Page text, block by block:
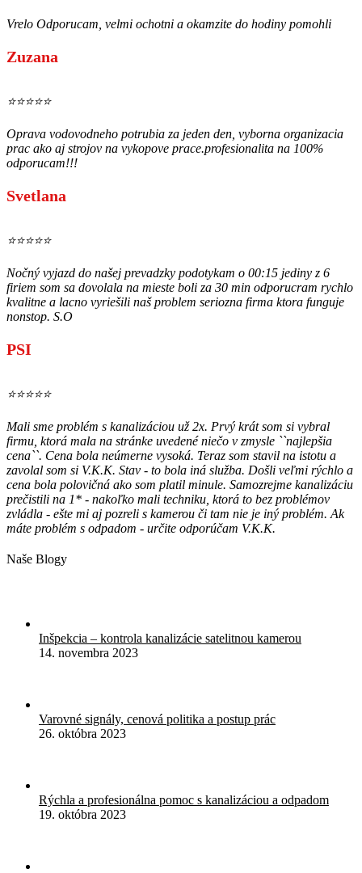
Vrelo Odporucam, velmi ochotni a okamzite do hodiny pomohli
Zuzana
⭐⭐⭐⭐⭐
Oprava vodovodneho potrubia za jeden den, vyborna organizacia
prac ako aj strojov na vykopove prace.profesionalita na 100%
odporucam!!!
Svetlana
⭐⭐⭐⭐⭐
Nočný vyjazd do našej prevadzky podotykam o 00:15 jediny z 6
firiem som sa dovolala na mieste boli za 30 min odporucram rychlo
kvalitne a lacno vyriešili naš problem seriozna firma ktora funguje
nonstop. S.O
PSI
⭐⭐⭐⭐⭐
Mali sme problém s kanalizáciou už 2x. Prvý krát som si vybral
firmu, ktorá mala na stránke uvedené niečo v zmysle ``najlepšia
cena``. Cena bola neúmerne vysoká. Teraz som stavil na istotu a
zavolal som si V.K.K. Stav - to bola iná služba. Došli veľmi rýchlo a
cena bola polovičná ako som platil minule. Samozrejme kanalizáciu
prečistili na 1* - nakoľko mali techniku, ktorá to bez problémov
zvládla - ešte mi aj pozreli s kamerou či tam nie je iný problém. Ak
máte problém s odpadom - určite odporúčam V.K.K.
Naše Blogy
Inšpekcia – kontrola kanalizácie satelitnou kamerou
14. novembra 2023
Varovné signály, cenová politika a postup prác
26. októbra 2023
Rýchla a profesionálna pomoc s kanalizáciou a odpadom
19. októbra 2023